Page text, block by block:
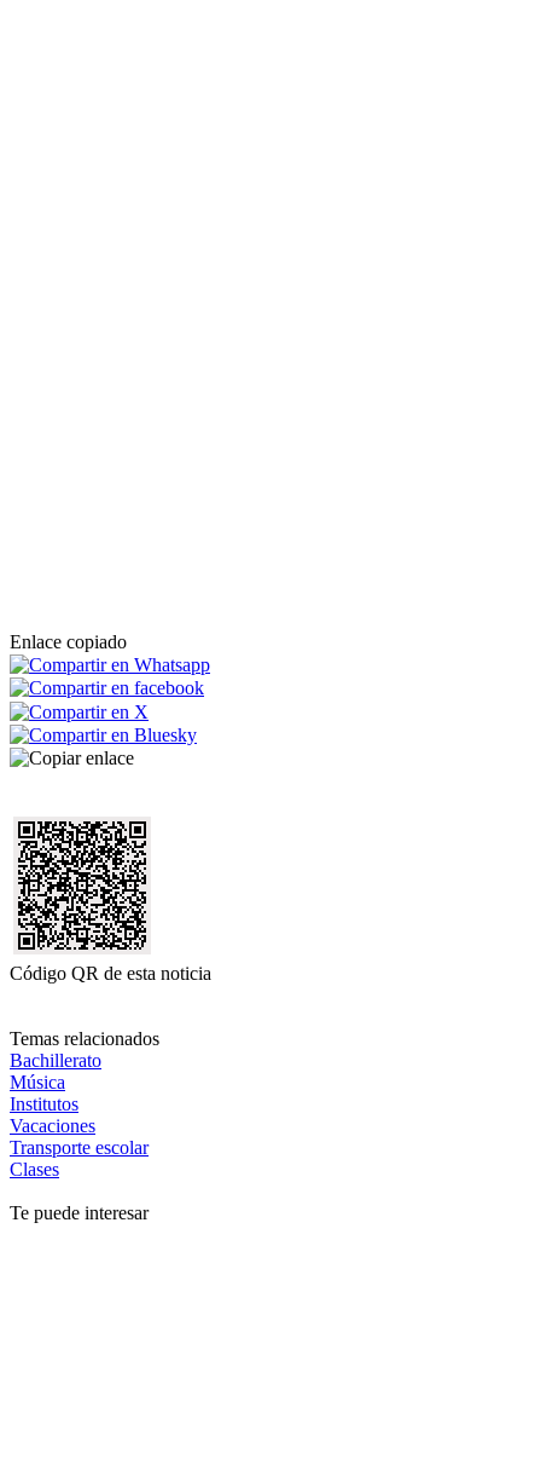
Enlace copiado
Código QR de esta noticia
Temas relacionados
Bachillerato
Música
Institutos
Vacaciones
Transporte escolar
Clases
Te puede interesar